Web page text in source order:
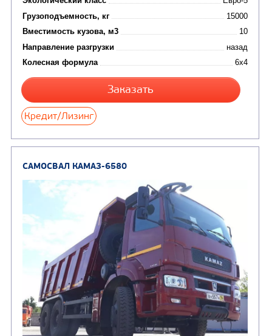
Цена по запросу
Производитель
Грузоподъемность, кг
Вместимость кузова, м3
Узнать цену
САМОСВАЛ КАМАЗ-65115 В НАЛИЧИИ